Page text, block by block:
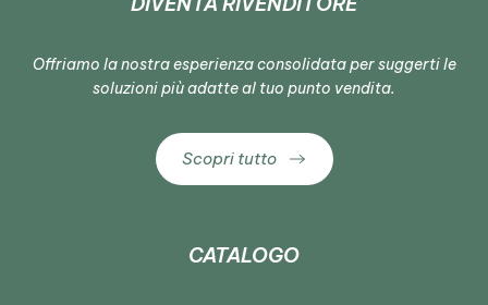
Offriamo la nostra esperienza consolidata per suggerti le
soluzioni più adatte al tuo punto vendita.
Scopri tutto
CATALOGO